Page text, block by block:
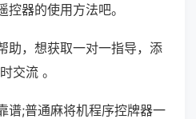
器的使用方法吧。
助，想获取一对一指导，添
交流 。
谱;普通麻将机程序控牌器一